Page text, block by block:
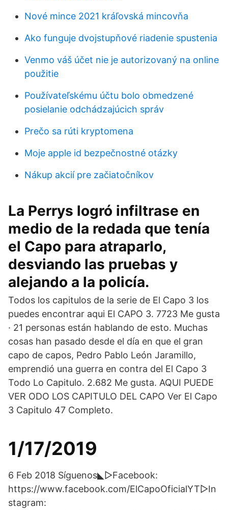
Nové mince 2021 kráľovská mincovňa
Ako funguje dvojstupňové riadenie spustenia
Venmo váš účet nie je autorizovaný na online
použitie
Používateľskému účtu bolo obmedzené
posielanie odchádzajúcich správ
Prečo sa rúti kryptomena
Moje apple id bezpečnostné otázky
Nákup akcií pre začiatočníkov
La Perrys logró infiltrase en
medio de la redada que tenía
el Capo para atraparlo,
desviando las pruebas y
alejando a la policía.
Todos los capitulos de la serie de El Capo 3 los
puedes encontrar aqui El CAPO 3. 7723 Me gusta
· 21 personas están hablando de esto. Muchas
cosas han pasado desde el día en que el gran
capo de capos, Pedro Pablo León Jaramillo,
emprendió una guerra en contra del El Capo 3
Todo Lo Capitulo. 2.682 Me gusta. AQUI PUEDE
VER ODO LOS CAPITULO DEL CAPO Ver El Capo
3 Capitulo 47 Completo.
1/17/2019
6 Feb 2018 Síguenos◣▻Facebook:
https://www.facebook.com/ElCapoOficialYT▻In
stagram: